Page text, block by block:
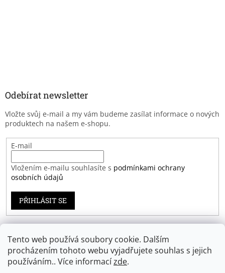
Tento web používá soubory cookie. Dalším
procházením tohoto webu vyjadřujete souhlas s jejich
používáním.. Více informacízde.
Odebírat newsletter
Vložte svůj e-mail a my vám budeme zasílat informace o nových
produktech na našem e-shopu.
E-mail
Vložením e-mailu souhlasíte s podmínkami ochrany
osobních údajů
PŘIHLÁSIT SE
Záruka spokojenosti